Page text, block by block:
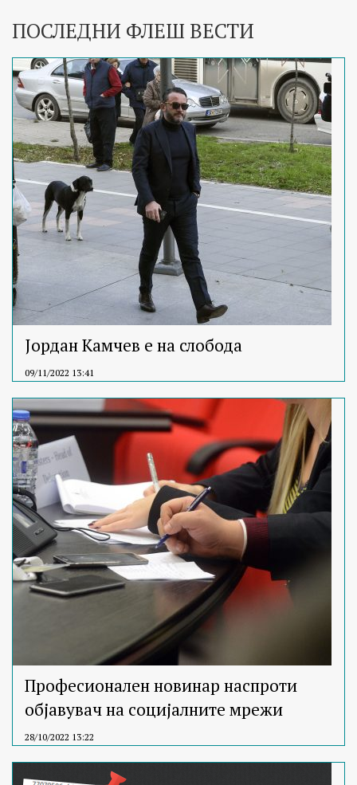
ПОСЛЕДНИ ФЛЕШ ВЕСТИ
Јордан Камчев е на слобода
09/11/2022 13:41
Професионален новинар наспроти
објавувач на социјалните мрежи
28/10/2022 13:22